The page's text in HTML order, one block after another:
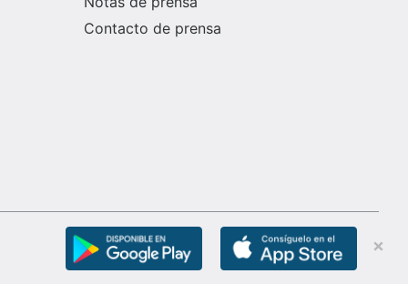
Contacto de prensa